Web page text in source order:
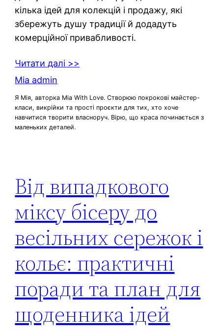
кілька ідей для колекцій і продажу, які
збережуть душу традиції й додадуть
комерційної привабливості.
Читати далі >>
Mia admin
Я Мія, авторка Mia With Love. Створюю покрокові майстер-
класи, викрійки та прості проєкти для тих, хто хоче
навчитися творити власноруч. Вірю, що краса починається з
маленьких деталей.
Від випадкового
міксу бісеру до
весільних сережок і
кольє: практичні
поради та план для
щоденника ідей